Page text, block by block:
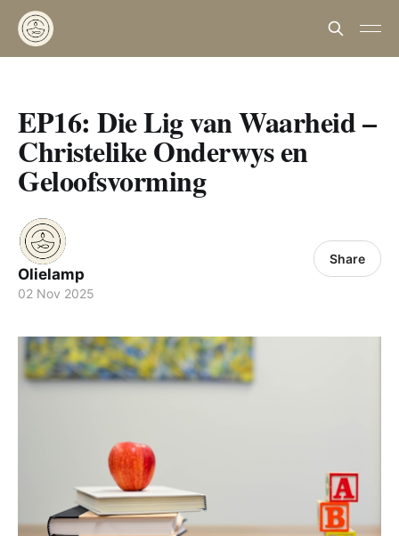
EP16: Die Lig van Waarheid –
Christelike Onderwys en
Geloofsvorming
Olielamp
02 Nov 2025
Share